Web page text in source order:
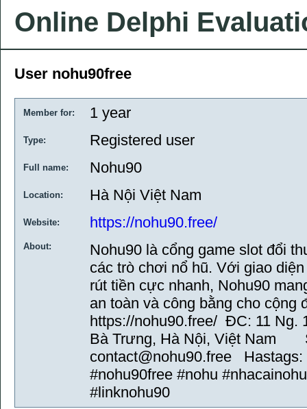
Online Delphi
User nohu90free
Member for: 1 year
Type: Registered user
Full name: Nohu90
Location: Hà Nội Việt Nam
Website: https://nohu90.free/
About:
Nohu90 là cổng game slot đổi
các trò chơi nổ hũ. Với giao
rút tiền cực nhanh, Nohu90
an toàn và công bằng cho cộng
https://nohu90.free/ ĐC: 11 Ng.
Bà Trưng, Hà Nội, Việt
contact@nohu90.free Hastags:
#nohu90free #nohu
#linknohu90